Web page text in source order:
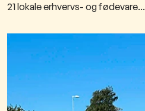
21 lokale erhvervs- og fødevare...